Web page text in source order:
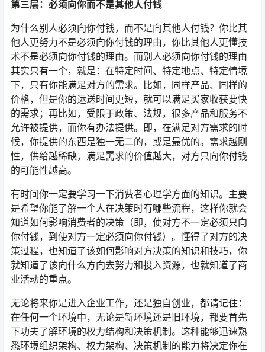
第三层：必须向你而不是其他人付钱
为什么别人必须向你付钱，而不是向其他人付钱？你比其
他人更努力不是必须向你付钱的理由，你比其他人更懂技
术不是必须向你付钱的理由。而别人必须向你付钱的理由
其实只有一个，就是：在特定时间、特定地点、特定情境
下，只有你能满足对方的需求。比如，同样产品、同样的
价格，但是你的运送时间更短，就可以满足买家收获要快
的需求；再比如，受限于政策、法规，很多产品和服务不
允许被提供，而你有办法提供。即，在满足对方需求的时
候，你提供的东西是独一无二的，或是最优的。需求越刚
性，供给越稀缺，满足需求的价值越大，对方只向你付钱
的可能性越高。
有时间你一定要学习一下消费者心理学方面的知识。主要
是希望你能了解一个人在决策时有哪些流程，这样你就会
知道如何影响消费者的决策（即，使对方不一定必须只向
你付钱，到使对方一定必须向你付钱）。懂得了对方的决
策过程，也知道了该如何影响对方决策的知识和技巧，你
就知道了该向什么方向去努力和投入资源，也就知道了商
业活动的重点。
无论将来你是进入企业工作，还是独自创业，都请记住：
在任何一个环境中，无论是新环境还是旧环境，都要首先
下功夫了解环境的权力结构和决策机制。这种能够迅速熟
悉环境组织架构、权力架构、决策机制的能力将决定你在